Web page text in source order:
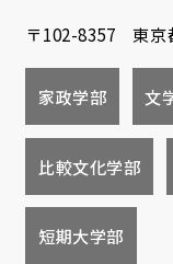
〒102-8357 東京
家政学部 文
比較文化学部
短期大学部